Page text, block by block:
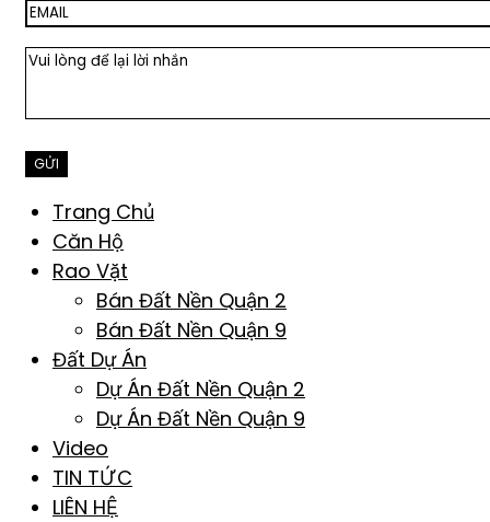
Trang Chủ
Căn Hộ
Rao Vặt
Bán Đất Nền Quận 2
Bán Đất Nền Quận 9
Đất Dự Án
Dự Án Đất Nền Quận 2
Dự Án Đất Nền Quận 9
Video
TIN TỨC
LIÊN HỆ